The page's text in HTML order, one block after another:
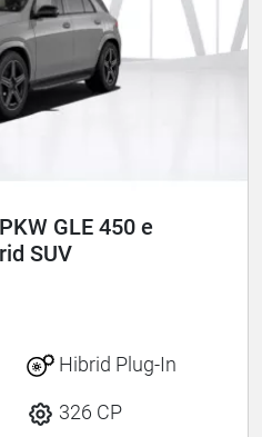
GLE 450 e
SUV
Hibrid Plug-In
326 CP